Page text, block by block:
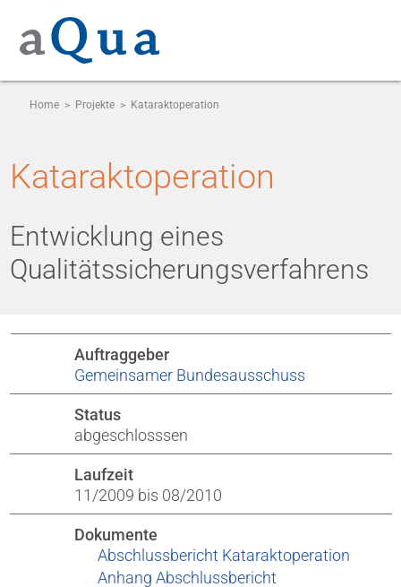
Home > Projekte > Kataraktoperation
Kataraktoperation
Entwicklung eines
Qualitätssicherungsverfahrens
Auftraggeber
Gemeinsamer Bundesausschuss
Status
abgeschlosssen
Laufzeit
11/2009 bis 08/2010
Dokumente
Abschlussbericht Kataraktoperation
Anhang Abschlussbericht